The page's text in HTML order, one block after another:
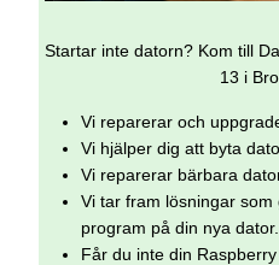
Startar inte datorn? Kom till
13 i
Vi reparerar och
Vi hjälper dig att byta
Vi reparerar bärbara
Vi tar fram lösningar
program på din nya dator.
Får du inte din